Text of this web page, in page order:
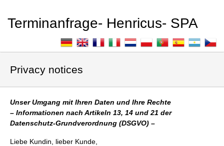
Terminanfrage- Henricus- SPA
Privacy notices
Unser Umgang mit Ihren Daten und Ihre Rechte
– Informationen nach Artikeln 13, 14 und 21 der
Datenschutz-Grundverordnung (DSGVO) –
Liebe Kundin, lieber Kunde,